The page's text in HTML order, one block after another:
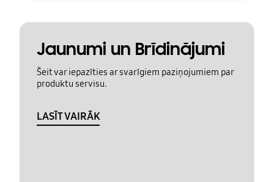
Jaunumi un Brīdinājumi
Šeit var iepazīties ar svarīgiem paziņojumiem par
produktu servisu.
LASĪT VAIRĀK